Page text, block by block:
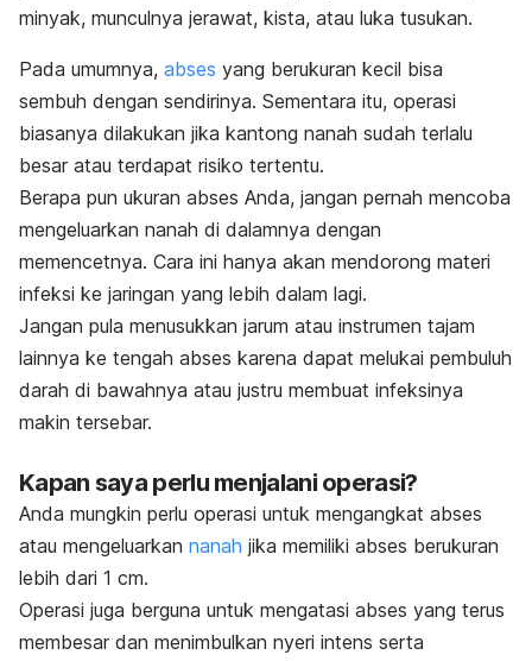
minyak, munculnya jerawat, kista, atau luka tusukan.
Pada umumnya, abses yang berukuran kecil bisa
sembuh dengan sendirinya. Sementara itu, operasi
biasanya dilakukan jika kantong nanah sudah terlalu
besar atau terdapat risiko tertentu.
Berapa pun ukuran abses Anda, jangan pernah mencoba
mengeluarkan nanah di dalamnya dengan
memencetnya. Cara ini hanya akan mendorong materi
infeksi ke jaringan yang lebih dalam lagi.
Jangan pula menusukkan jarum atau instrumen tajam
lainnya ke tengah abses karena dapat melukai pembuluh
darah di bawahnya atau justru membuat infeksinya
makin tersebar.
Kapan saya perlu menjalani operasi?
Anda mungkin perlu operasi untuk mengangkat abses
atau mengeluarkan nanah jika memiliki abses berukuran
lebih dari 1 cm.
Operasi juga berguna untuk mengatasi abses yang terus
membesar dan menimbulkan nyeri intens serta